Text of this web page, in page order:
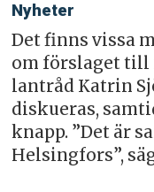
Nyheter
Det finns vissa
om förslaget till
lantråd Katrin
diskueras,
knapp. ”Det är
Helsingfors”,